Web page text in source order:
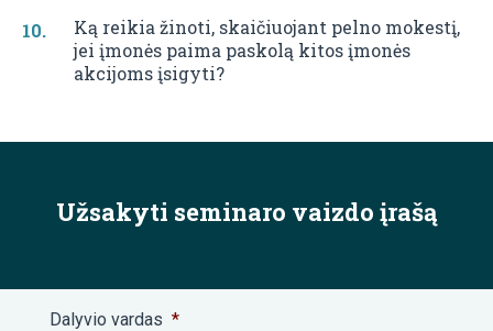
Ką reikia žinoti, skaičiuojant pelno mokestį,
jei įmonės paima paskolą kitos įmonės
akcijoms įsigyti?
Užsakyti seminaro vaizdo įrašą
Dalyvio vardas *